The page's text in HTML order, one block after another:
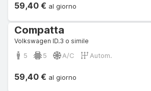
59,40 € al giorno
Compatta
Volkswagen ID.3 o simile
5 5 A/C Autom.
59,40 € al giorno